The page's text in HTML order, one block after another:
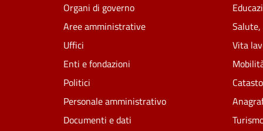
Organi di governo
Aree amministrative
Uffici
Enti e fondazioni
Politici
Personale amministrativo
Documenti e dati
Salute,
Vita